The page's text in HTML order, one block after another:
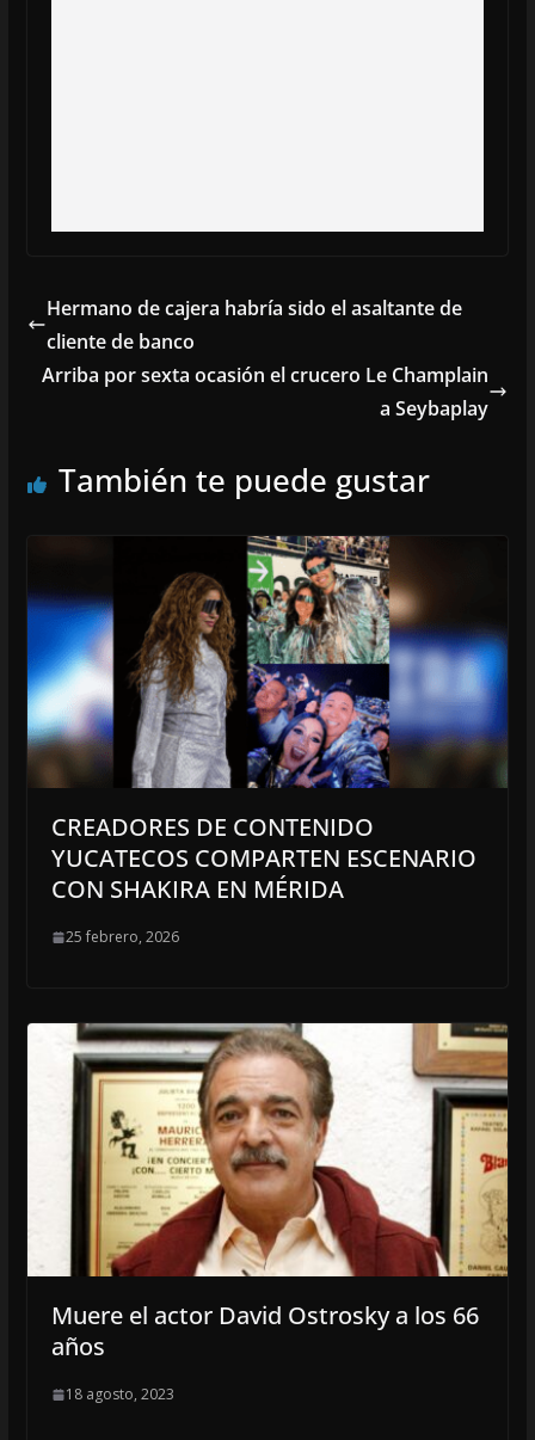
Hermano de cajera habría sido el asaltante de
cliente de banco
Arriba por sexta ocasión el crucero Le Champlain
a Seybaplay
También te puede gustar
CREADORES DE CONTENIDO
YUCATECOS COMPARTEN ESCENARIO
CON SHAKIRA EN MÉRIDA
25 febrero, 2026
Muere el actor David Ostrosky a los 66
años
18 agosto, 2023